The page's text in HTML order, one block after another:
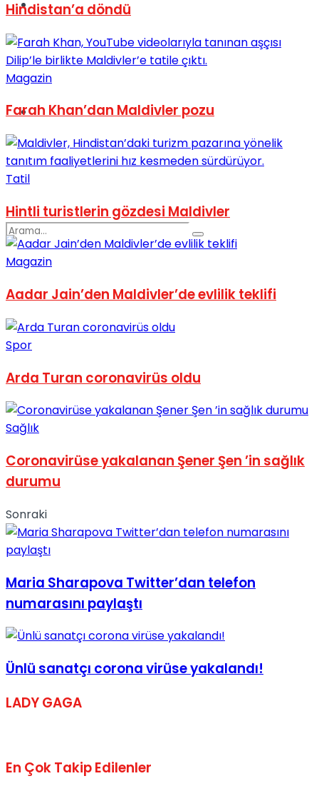
Spor
Podcast
No Result
Hindistan’a döndü
Magazin
Farah Khan’dan Maldivler pozu
Tatil
Hintli turistlerin gözdesi Maldivler
Magazin
Aadar Jain’den Maldivler’de evlilik teklifi
Spor
Arda Turan coronavirüs oldu
Sağlık
Coronavirüse yakalanan Şener Şen ’in sağlık
durumu
Sonraki
Maria Sharapova Twitter’dan telefon
numarasını paylaştı
Ünlü sanatçı corona virüse yakalandı!
LADY GAGA
En Çok Takip Edilenler